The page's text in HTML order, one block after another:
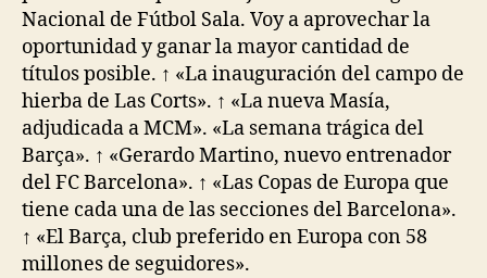
Nacional de Fútbol Sala. Voy a aprovechar la
oportunidad y ganar la mayor cantidad de
títulos posible. ↑ «La inauguración del campo de
hierba de Las Corts». ↑ «La nueva Masía,
adjudicada a MCM». «La semana trágica del
Barça». ↑ «Gerardo Martino, nuevo entrenador
del FC Barcelona». ↑ «Las Copas de Europa que
tiene cada una de las secciones del Barcelona».
↑ «El Barça, club preferido en Europa con 58
millones de seguidores».